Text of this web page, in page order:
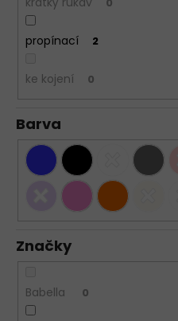
propínací 2
ke kojení 0
Barva
Značky
Babella 0